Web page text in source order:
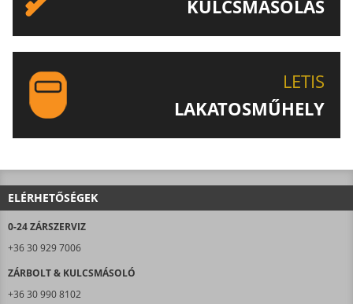
KULCSMÁSOLÁS
LETIS
LAKATOSMŰHELY
ELÉRHETŐSÉGEK
0-24 ZÁRSZERVIZ
+36 30 929 7006
ZÁRBOLT & KULCSMÁSOLÓ
+36 30 990 8102